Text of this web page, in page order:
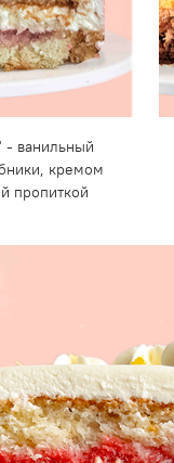
- ванильный
кремом
пропиткой